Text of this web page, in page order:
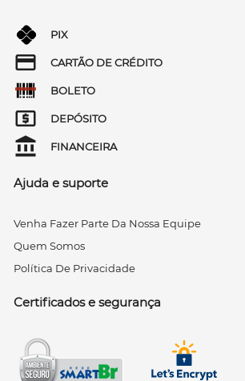
PIX
CARTÃO DE CRÉDITO
BOLETO
DEPÓSITO
FINANCEIRA
Ajuda e suporte
Venha Fazer Parte Da Nossa Equipe
Quem Somos
Política De Privacidade
Certificados e segurança